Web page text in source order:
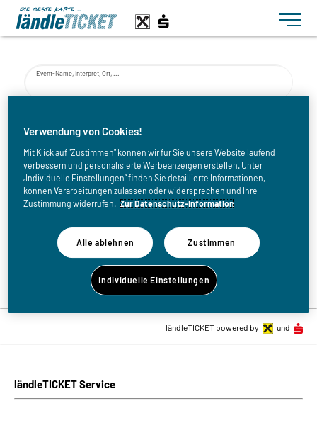
Toggle
Event-Name, Interpret, Ort, ...
bis
Zurück zur Eventliste
ländleTICKET Service
ländleTICKET powered by und
Verwendung von Cookies!
Mit Klick auf "Zustimmen" können wir für Sie unsere Website laufend
verbessern und personalisierte Werbeanzeigen erstellen. Unter
„Individuelle Einstellungen“ finden Sie detaillierte Informationen,
können Verarbeitungen zulassen oder widersprechen und Ihre
Zustimmung widerrufen. Zur Datenschutz-Information
Alle ablehnen Zustimmen
Individuelle Einstellungen